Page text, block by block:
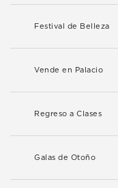
Festival de Belleza
Vende en Palacio
Regreso a Clases
Galas de Otoño